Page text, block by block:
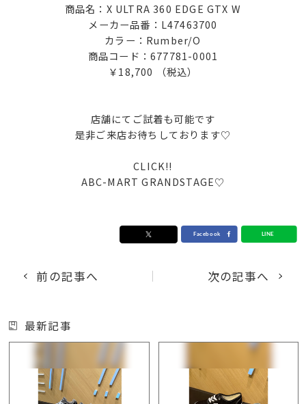
商品名：X ULTRA 360 EDGE GTX W
メーカー品番：L47463700
カラー：Rumber/O
商品コード：677781-0001
￥18,700 （税込）
店舗にてご試着も可能です
是非ご来店お待ちしております♡
CLICK!!
ABC-MART GRANDSTAGE♡
前の記事へ 次の記事へ
最新記事